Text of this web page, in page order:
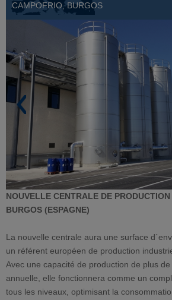
CAMPOFRIO, BURGOS
NOUVELLE CENTRALE DE
BURGOS (ESPAGNE)
La nouvelle centrale aura une surface
un référent européen de production
Avec une capacité de production de plus
annuelle, elle fonctionnera comme un
tous les niveaux, optimisant la